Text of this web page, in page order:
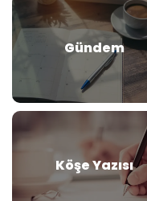
Gündem
Köşe Yazısı